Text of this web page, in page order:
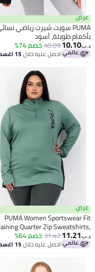
PUMA سويت شيرت رياضي نسائي
طويلة، أسود
40.09خصم 74%
احصل عليه خلال15 اغسطس
PUMA Women
Training Quarter Zip
31.42خصم 64%
احصل عليه خلال15 اغسطس